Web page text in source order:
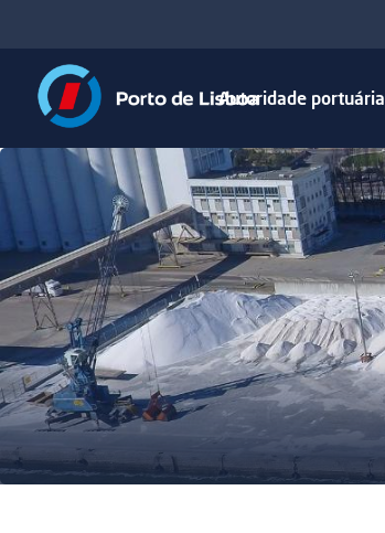
Autoridade portuária